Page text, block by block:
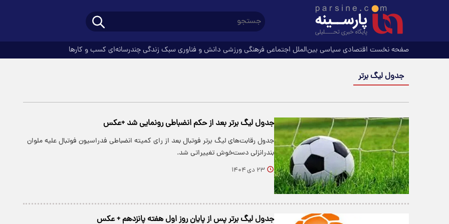
صفحه نخست اقتصادی سیاسی بین‌الملل اجتماعی فرهنگیورزشی دانش و فناوری سبک زندگیچندرسانه‌ای کسب و کارها
جدول لیگ برتر
جدول لیگ برتر بعد از حکم انضباطی رونمایی شد +عکس
جدول رقابت‌های لیگ برتر فوتبال بعد از رای کمیته انضباطی فدراسیون فوتبال علیه ملوان
بندرانزلی دست‌خوش تغییراتی شد.
۲۳ دی ۱۴۰۴
جدول لیگ برتر پس از پایان روز اول هفته پانزدهم + عکس